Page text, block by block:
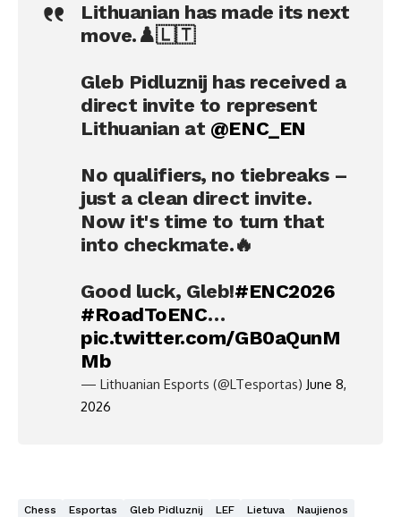
Lithuanian has made its next
move.♟️🇱🇹
Gleb Pidluznij has received a
direct invite to represent
Lithuanian at @ENC_EN
No qualifiers, no tiebreaks –
just a clean direct invite.
Now it's time to turn that
into checkmate.🔥
Good luck, Gleb!#ENC2026
#RoadToENC…
pic.twitter.com/GB0aQunM
Mb
— Lithuanian Esports (@LTesportas) June 8,
2026
Chess Esportas Gleb Pidluznij LEF Lietuva
Naujienos